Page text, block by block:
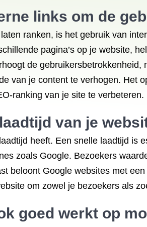
links om de
ranken, is het gebruik van
pagina’s op je website,
de
van je content te verhogen. Het
ranking van je site te verbeteren.
van je
heeft. Een snelle laadtijd is
zoals Google. Bezoekers
beloont Google websites met
om zowel je bezoekers als
goed werkt op